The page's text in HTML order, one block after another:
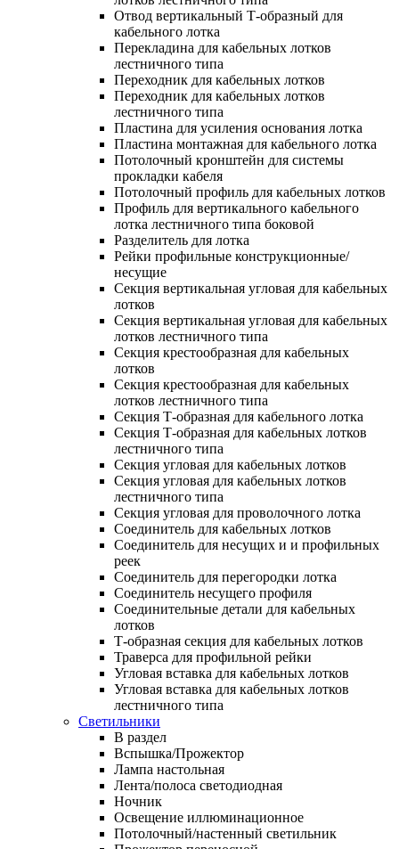
Отвод вертикальный Т-образный для
кабельного лотка
Перекладина для кабельных лотков
лестничного типа
Переходник для кабельных лотков
Переходник для кабельных лотков
лестничного типа
Пластина для усиления основания лотка
Пластина монтажная для кабельного лотка
Потолочный кронштейн для системы
прокладки кабеля
Потолочный профиль для кабельных лотков
Профиль для вертикального кабельного
лотка лестничного типа боковой
Разделитель для лотка
Рейки профильные конструкционные/
несущие
Секция вертикальная угловая для кабельных
лотков
Секция вертикальная угловая для кабельных
лотков лестничного типа
Секция крестообразная для кабельных
лотков
Секция крестообразная для кабельных
лотков лестничного типа
Секция Т-образная для кабельного лотка
Секция Т-образная для кабельных лотков
лестничного типа
Секция угловая для кабельных лотков
Секция угловая для кабельных лотков
лестничного типа
Секция угловая для проволочного лотка
Соединитель для кабельных лотков
Соединитель для несущих и и профильных
реек
Соединитель для перегородки лотка
Соединитель несущего профиля
Соединительные детали для кабельных
лотков
Т-образная секция для кабельных лотков
Траверса для профильной рейки
Угловая вставка для кабельных лотков
Угловая вставка для кабельных лотков
лестничного типа
Светильники
В раздел
Вспышка/Прожектор
Лампа настольная
Лента/полоса светодиодная
Ночник
Освещение иллюминационное
Потолочный/настенный светильник